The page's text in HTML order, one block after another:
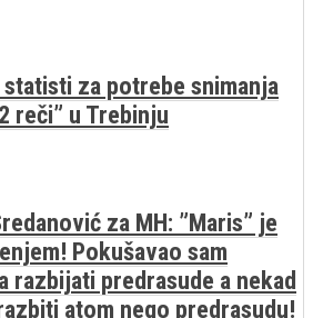
statisti za potrebe snimanja
reči” u Trebinju
za MH: ”Maris” je
Pokušavao sam
razbijati predrasude a nekad
atom nego predrasudu!